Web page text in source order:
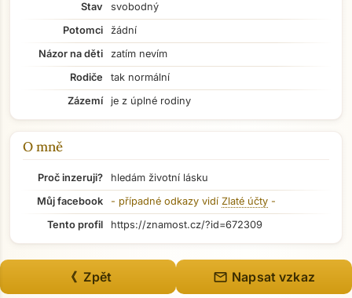
Stav
svobodný
Potomci
žádní
Názor na děti
zatím nevím
Rodiče
tak normální
Zázemí
je z úplné rodiny
O mně
Proč inzeruji?
hledám životní lásku
Můj facebook
- případné odkazy vidí Zlaté účty -
Tento profil
https://znamost.cz/?id=672309
《 Zpět mail Napsat vzkaz